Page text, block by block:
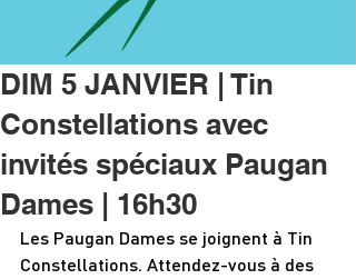
DIM 5 JANVIER | Tin
Constellations avec
invités spéciaux Paugan
Dames | 16h30
Les Paugan Dames se joignent à Tin
Constellations. Attendez-vous à des